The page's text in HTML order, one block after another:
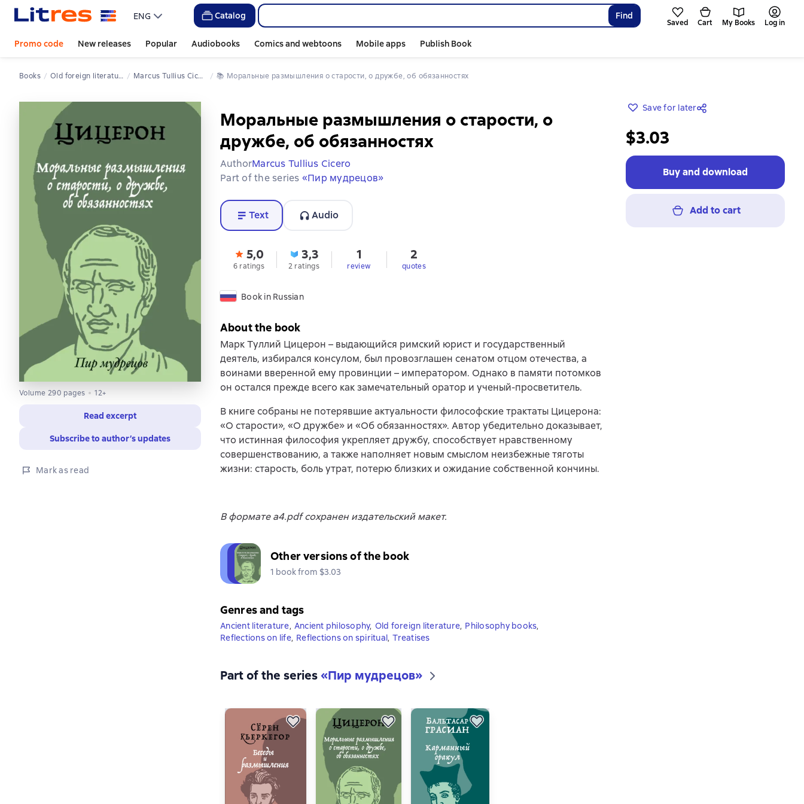
ENG Catalog Find
Saved Cart My Books Log in
Promo code New releases Popular Audiobooks Comics and webtoons Mobile apps Publish Book
Books Old foreign literature Marcus Tullius Cicero 📚 Моральные размышления о старости, о дружбе, об обязанностях
Volume 290 pages 12+
Read excerpt
Subscribe to author’s updates
Mark as read
Моральные размышления о старости, о
дружбе, об обязанностях
AuthorMarcus Tullius Cicero
Part of the series «Пир мудрецов»
Text Audio
5,0
6 ratings
3,3
2 ratings
1
review
2
quotes
Book in Russian
Save for later
$3.03
Buy and download
Add to cart
About the book
Марк Туллий Цицерон – выдающийся римский юрист и государственный
деятель, избирался консулом, был провозглашен сенатом отцом отечества, а
воинами вверенной ему провинции – императором. Однако в памяти потомков
он остался прежде всего как замечательный оратор и ученый-просветитель.
В книге собраны не потерявшие актуальности философские трактаты Цицерона:
«О старости», «О дружбе» и «Об обязанностях». Автор убедительно доказывает,
что истинная философия укрепляет дружбу, способствует нравственному
совершенствованию, а также наполняет новым смыслом неизбежные тяготы
жизни: старость, боль утрат, потерю близких и ожидание собственной кончины.
В формате a4.pdf сохранен издательский макет.
Other versions of the book
1 book from $3.03
Genres and tags
Ancient literature, Ancient philosophy, Old foreign literature, Philosophy books,
Reflections on life, Reflections on spiritual, Treatises
Part of the series«Пир мудрецов»